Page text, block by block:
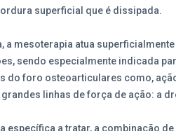
superficial que é dissipada.
a mesoterapia atua
sendo especialmente indicada
do foro osteoarticulares como,
linhas de força de ação: a
específica a tratar, a combinação